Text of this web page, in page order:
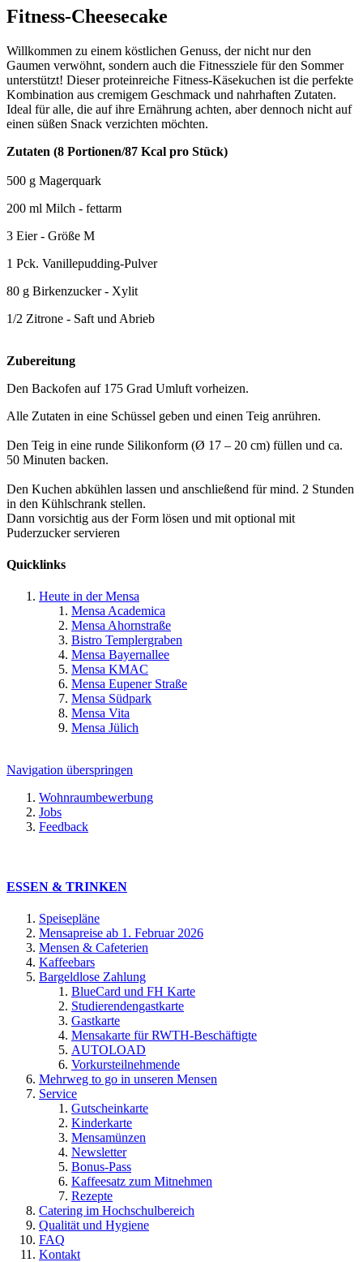
Fitness-Cheesecake
Willkommen zu einem köstlichen Genuss, der nicht nur den
Gaumen verwöhnt, sondern auch die Fitnessziele für den Sommer
unterstützt! Dieser proteinreiche Fitness-Käsekuchen ist die perfekte
Kombination aus cremigem Geschmack und nahrhaften Zutaten.
Ideal für alle, die auf ihre Ernährung achten, aber dennoch nicht auf
einen süßen Snack verzichten möchten.
Zutaten (8 Portionen/87 Kcal pro Stück)
500 g Magerquark
200 ml Milch - fettarm
3 Eier- Größe M
1 Pck. Vanillepudding-Pulver
80 g Birkenzucker- Xylit
1/2 Zitrone - Saft und Abrieb
Zubereitung
Den Backofen auf 175 Grad Umluft vorheizen.
Alle Zutaten in eine Schüssel geben und einen Teig anrühren.
Den Teig in eine runde Silikonform (Ø 17 – 20 cm) füllen und ca.
50 Minuten backen.
Den Kuchen abkühlen lassen und anschließend für mind. 2 Stunden
in den Kühlschrank stellen.
Dann vorsichtig aus der Form lösen und mit optional mit
Puderzucker servieren
Quicklinks
Heute in der Mensa
Mensa Academica
Mensa Ahornstraße
Bistro Templergraben
Mensa Bayernallee
Mensa KMAC
Mensa Eupener Straße
Mensa Südpark
Mensa Vita
Mensa Jülich
Navigation überspringen
Wohnraumbewerbung
Jobs
Feedback
ESSEN & TRINKEN
Speisepläne
Mensapreise ab 1. Februar 2026
Mensen & Cafeterien
Kaffeebars
Bargeldlose Zahlung
BlueCard und FH Karte
Studierendengastkarte
Gastkarte
Mensakarte für RWTH-Beschäftigte
AUTOLOAD
Vorkursteilnehmende
Mehrweg to go in unseren Mensen
Service
Gutscheinkarte
Kinderkarte
Mensamünzen
Newsletter
Bonus-Pass
Kaffeesatz zum Mitnehmen
Rezepte
Catering im Hochschulbereich
Qualität und Hygiene
FAQ
Kontakt